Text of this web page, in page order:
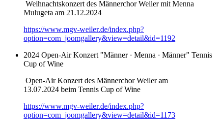
Weihnachtskonzert des Männerchor Weiler mit Menna
Mulugeta am 21.12.2024
https://www.mgv-weiler.de/index.php?
option=com_joomgallery&view=detail&id=1192
2024 Open-Air Konzert "Männer · Menna · Männer" Tennis
Cup of Wine
Open-Air Konzert des Männerchor Weiler am
13.07.2024 beim Tennis Cup of Wine
https://www.mgv-weiler.de/index.php?
option=com_joomgallery&view=detail&id=1173